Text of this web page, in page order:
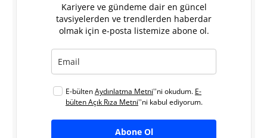
Kariyere ve gündeme dair en güncel
tavsiyelerden ve trendlerden haberdar
olmak için e-posta listemize abone ol.
E-bültenAydınlatma Metni''ni okudum. E-
bülten Açık Rıza Metni''ni kabul ediyorum.
Abone Ol